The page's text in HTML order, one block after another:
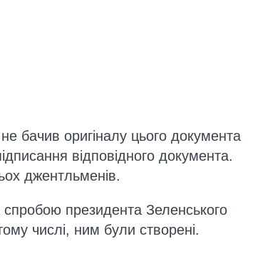
бачив оригіналу цього документа
відповідного документа.
джентльменів.
президента Зеленського
числі, ним були створені.